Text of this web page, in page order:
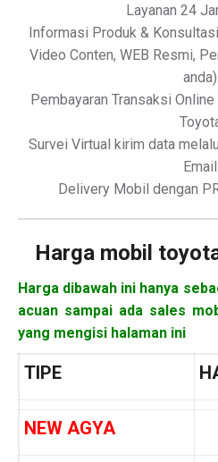
Layanan 24
Informasi Produk &
Video Conten, WEB Resmi,
anda)
Pembayaran Transaksi
Survei Virtual kirim data
Email
Delivery Mobil dengan
Harga mobil
Harga dibawah ini hanya
acuan sampai ada sales
yang mengisi halaman ini
TIPE
NEW AGYA